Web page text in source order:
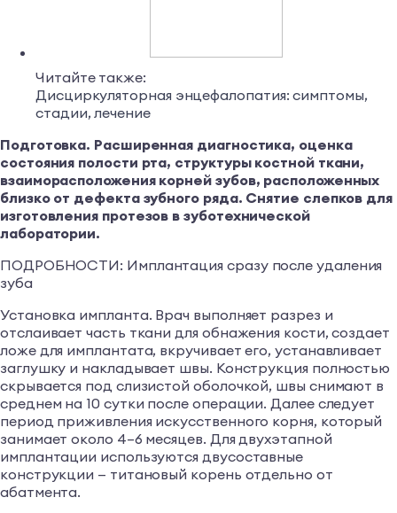
Читайте также:
Дисциркуляторная энцефалопатия: симптомы,
стадии, лечение
Подготовка. Расширенная диагностика, оценка
состояния полости рта, структуры костной ткани,
взаиморасположения корней зубов, расположенных
близко от дефекта зубного ряда. Снятие слепков для
изготовления протезов в зуботехнической
лаборатории.
ПОДРОБНОСТИ: Имплантация сразу после удаления
зуба
Установка импланта. Врач выполняет разрез и
отслаивает часть ткани для обнажения кости, создает
ложе для имплантата, вкручивает его, устанавливает
заглушку и накладывает швы. Конструкция полностью
скрывается под слизистой оболочкой, швы снимают в
среднем на 10 сутки после операции. Далее следует
период приживления искусственного корня, который
занимает около 4–6 месяцев. Для двухэтапной
имплантации используются двусоставные
конструкции — титановый корень отдельно от
абатмента.